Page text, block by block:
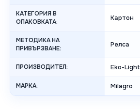
КАТЕГОРИЯ В
ОПАКОВКАТА:
Картон
МЕТОДИКА НА
ПРИВЪРЗВАНЕ:
Релса
ПРОИЗВОДИТЕЛ: Eko-Light
МАРКА: Milagro